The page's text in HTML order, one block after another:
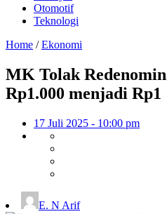
Otomotif
Teknologi
Home /Ekonomi
MK Tolak
Rp1.000 menjadi Rp1
17 Juli 2025 - 10:00 pm
E. N Arif